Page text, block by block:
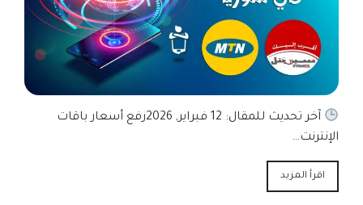
آخر تحديث للمقال: 12 فبراير, 2026رفع أسعار باقات
الإنترنت…
اقرأ المزيد